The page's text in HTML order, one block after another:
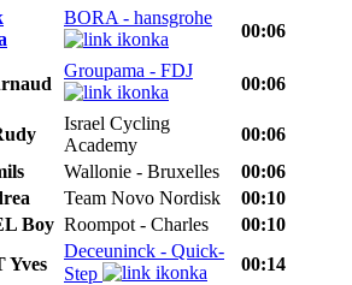
BORA - hansgrohe
00:06
Groupama - FDJ
00:06
Israel Cycling
Academy
00:06
Wallonie - Bruxelles
00:06
Team Novo Nordisk
00:10
Boy Roompot - Charles
00:10
Yves
Deceuninck - Quick-
Step
00:14